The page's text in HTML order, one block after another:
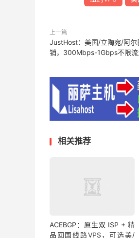
上一篇
JustHost：美国/立陶宛/阿尔
销，300Mbps-1Gbps不限
相关推荐
ACEBGP：原生双 ISP + 精
品回国线路VPS，可选美/